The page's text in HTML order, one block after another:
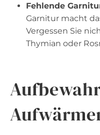
Fehlende
Garnitur macht
Vergessen Sie
Thymian oder